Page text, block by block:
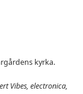
kyrka.
Vibes, electronica,